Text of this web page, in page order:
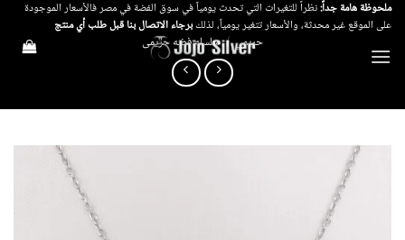
تخطي
للمحتوى
ملحوظة هامة جداً:نظراً للتغيرات التي تحدث يومياً في سوق الفضة في مصر فالأسعار الموجودة
على الموقع غير محدثة، والأسعار تتغير يومياً، لذلكبرجاء الاتصال بنا قبل طلب أي منتج
حريمي / سلسله فضه حريمى